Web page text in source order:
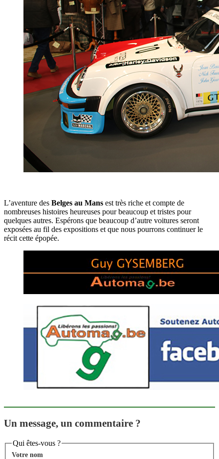
L’aventure des Belges au Mans est très riche et compte de
nombreuses histoires heureuses pour beaucoup et tristes pour
quelques autres. Espérons que beaucoup d’autre voitures seront
exposées au fil des expositions et que nous pourrons continuer le
récit cette épopée.
Un message, un commentaire ?
Qui êtes-vous ?
Votre nom